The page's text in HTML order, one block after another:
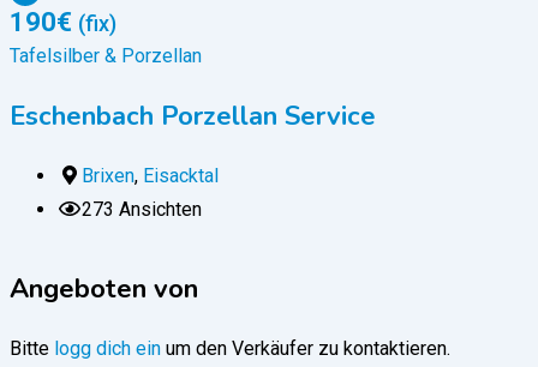
190€ (fix)
Tafelsilber & Porzellan
Eschenbach Porzellan Service
Brixen, Eisacktal
273 Ansichten
Angeboten von
Bitte logg dich ein um den Verkäufer zu kontaktieren.